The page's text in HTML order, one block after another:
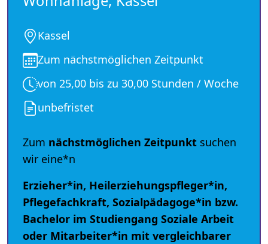
Kassel
Zum nächstmöglichen Zeitpunkt
von 25,00 bis zu 30,00 Stunden / Woche
unbefristet
Zum nächstmöglichen Zeitpunkt suchen
wir eine*n
Erzieher*in, Heilerziehungspfleger*in,
Pflegefachkraft, Sozialpädagoge*in bzw.
Bachelor im Studiengang Soziale Arbeit
oder Mitarbeiter*in mit vergleichbarer